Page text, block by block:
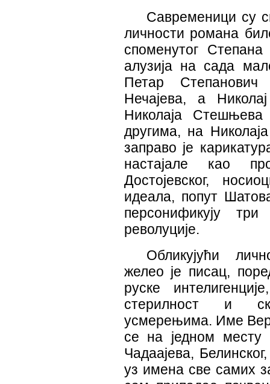
Савременици су
личности романа
споменутог
алузија на сада
Петар
Нечајева, а
Николаја
другима, на
заправо је
настајале као
Достојевског,
идеала, попут
персонификују
револуције.
Обликујући
желео је писац,
руске
стерилност и
усмерењима. Име
се на једном
Чадаајева,
уз имена све самих